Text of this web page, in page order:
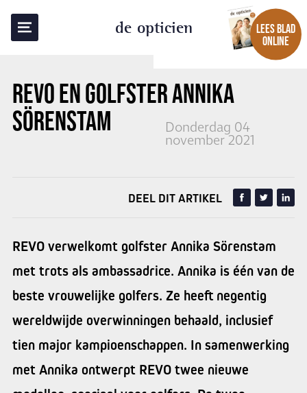
de opticien
LEES BLAD
ONLINE
REVO EN GOLFSTER ANNIKA
SÖRENSTAM
Donderdag 04
november 2021
TERUG NAAR OVERZICHT
DEEL DIT ARTIKEL
REVO verwelkomt golfster Annika Sörenstam
met trots als ambassadrice. Annika is één van de
beste vrouwelijke golfers. Ze heeft negentig
wereldwijde overwinningen behaald, inclusief
tien major kampioenschappen. In samenwerking
met Annika ontwerpt REVO twee nieuwe